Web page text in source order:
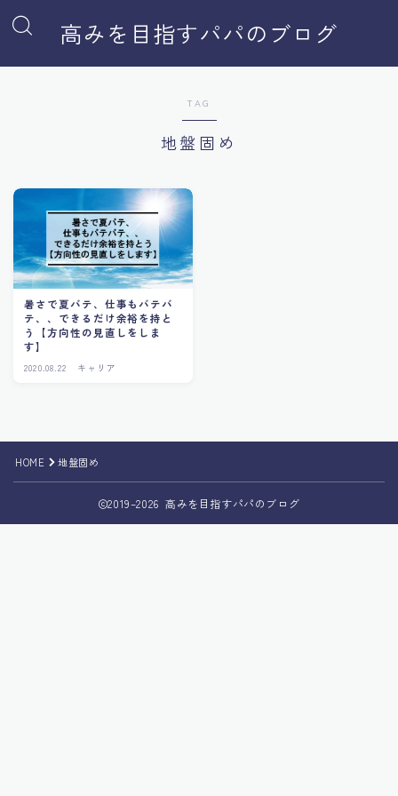
高みを目指すパパのブログ
TAG
地盤固め
暑さで夏バテ、仕事もバテバ
テ、、できるだけ余裕を持と
う【方向性の見直しをしま
す】
2020.08.22 キャリア
HOME 地盤固め
2019–2026 高みを目指すパパのブログ